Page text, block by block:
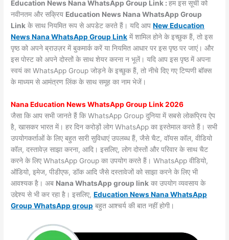
Education News Nana WhatsApp Group Link :हम इस सूची को
नवीनतम और सक्रिय Education News Nana WhatsApp Group
Link के साथ नियमित रूप से अपडेट करते हैं। यदि आपNew Education
News Nana WhatsApp Group Link में शामिल होने के इच्छुक हैं, तो इस
पृष्ठ को अपने ब्राउज़र में बुकमार्क करें या नियमित आधार पर इस पृष्ठ पर जाएं। और
इस पोस्ट को अपने दोस्तों के साथ शेयर करना न भूलें। यदि आप इस पृष्ठ में अपना
स्वयं का WhatsApp Group जोड़ने के इच्छुक हैं, तो नीचे दिए गए टिप्पणी बॉक्स
के माध्यम से आमंत्रण लिंक के साथ समूह का नाम भेजें।
Nana Education News WhatsApp Group Link 2026
जैसा कि आप सभी जानते हैं कि WhatsApp Group दुनिया में सबसे लोकप्रिय ऐप
है, खासकर भारत में। हर दिन करोड़ों लोग WhatsApp का इस्तेमाल करते हैं। सभी
उपयोगकर्ताओं के लिए बहुत सारी सुविधाएं उपलब्ध हैं, जैसे चैट, वॉयस कॉल, वीडियो
कॉल, दस्तावेज़ साझा करना, आदि। इसलिए, लोग दोस्तों और परिवार के साथ चैट
करने के लिए WhatsApp Group का उपयोग करते हैं। WhatsApp वीडियो,
ऑडियो, इमेज, पीडीएफ, डॉक आदि जैसे दस्तावेजों को साझा करने के लिए भी
आवश्यक है। अब Nana WhatsApp group link का उपयोग व्यवसाय के
उद्देश्य से भी कर रहा है। इसलिए,Education News Nana WhatsApp
Group WhatsApp group बहुत आश्चर्य की बात नहीं होगी।